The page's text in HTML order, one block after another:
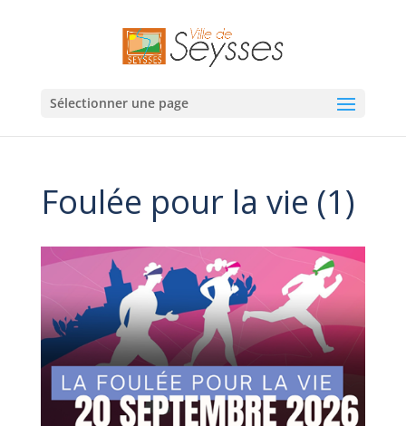
Sélectionner une page
Foulée pour la vie (1)